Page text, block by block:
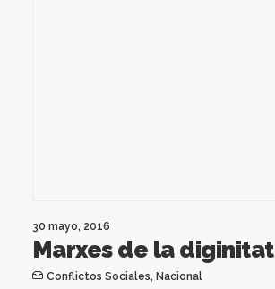
30 mayo, 2016
Marxes de la diginitat
Conflictos Sociales, Nacional